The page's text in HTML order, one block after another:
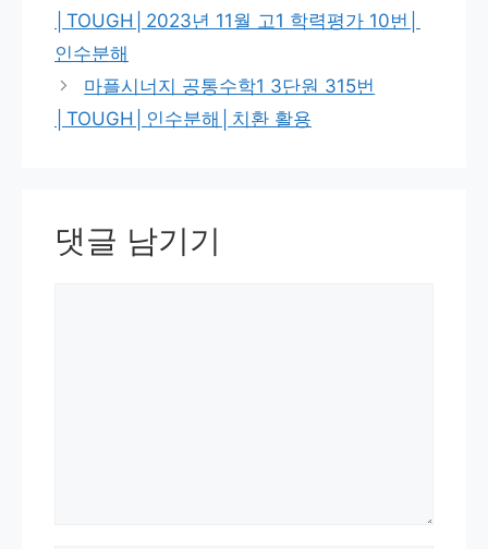
│TOUGH│2023년 11월 고1 학력평가 10번│
인수분해
마플시너지 공통수학1 3단원 315번
│TOUGH│인수분해│치환 활용
댓글 남기기